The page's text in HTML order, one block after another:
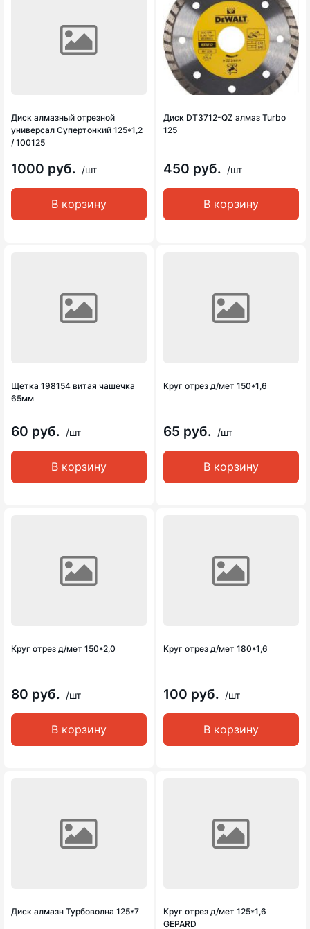
Диск алмазный отрезной
универсал Супертонкий 125*1,2
/ 100125
1000 руб. /шт
В корзину
Диск DT3712-QZ алмаз Turbo
125
450 руб. /шт
В корзину
Щетка 198154 витая чашечка
65мм
60 руб. /шт
В корзину
Круг отрез д/мет 150*1,6
65 руб. /шт
В корзину
Круг отрез д/мет 150*2,0
80 руб. /шт
В корзину
Круг отрез д/мет 180*1,6
100 руб. /шт
В корзину
Диск алмазн Турбоволна 125*7
Круг отрез д/мет 125*1,6
GEPARD